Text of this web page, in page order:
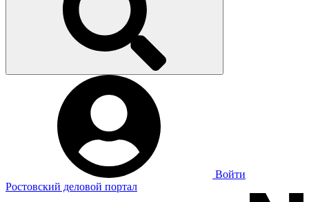
Войти
Ростовский деловой портал